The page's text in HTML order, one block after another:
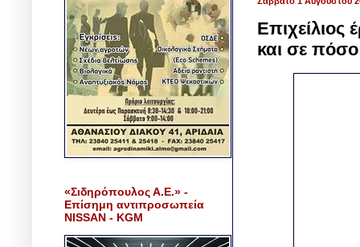
Επιχείλιος
και σε
«Σιδηρόπουλος Α.Ε.» -
Επίσημη αντιπροσωπεία
NISSAN - KGM